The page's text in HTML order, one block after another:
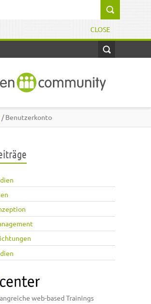
CLOSE
/ Benutzerkonto
web-based Trainings